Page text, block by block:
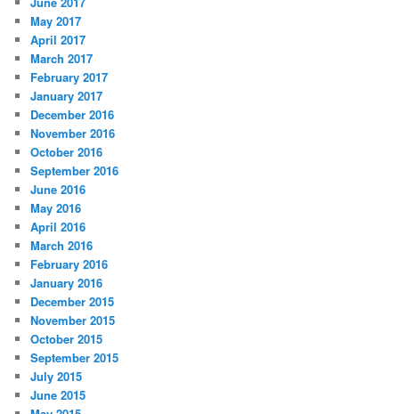
May 2017
April 2017
March 2017
February 2017
January 2017
December 2016
November 2016
October 2016
September 2016
June 2016
May 2016
April 2016
March 2016
February 2016
January 2016
December 2015
November 2015
October 2015
September 2015
July 2015
June 2015